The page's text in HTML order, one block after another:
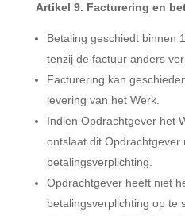
Artikel 9. Facturering en
Betaling geschiedt binnen
tenzij de factuur anders
Facturering kan
levering van het Werk.
Indien Opdrachtgever het
ontslaat dit Opdrachtgever
betalingsverplichting.
Opdrachtgever heeft niet
betalingsverplichting op te